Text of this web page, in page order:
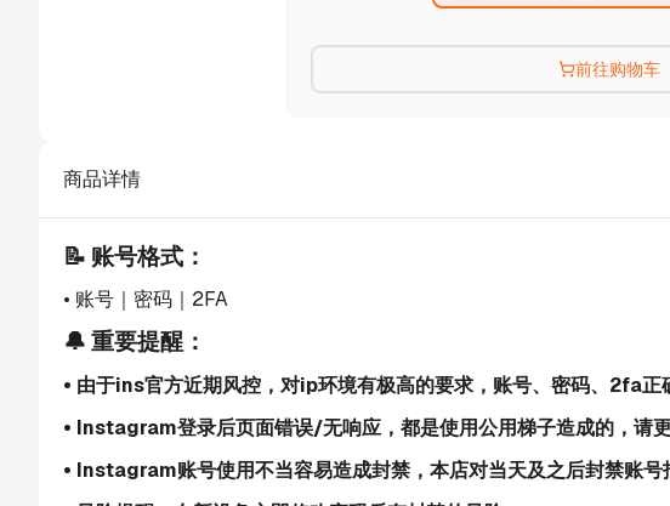
前往购物车
商品详情
📝 账号格式：
• 账号｜密码｜2FA
🔔 重要提醒：
• 由于ins官方近期风控，对ip环境有极高的要求，账号、密码、2fa
• Instagram登录后页面错误/无响应，都是使用公用梯子造成的，请
• Instagram账号使用不当容易造成封禁，本店对当天及之后封禁账号